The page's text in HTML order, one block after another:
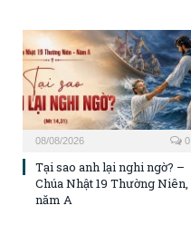
08/08/2026 0
Tại sao anh lại nghi ngờ? –
Chúa Nhật 19 Thường Niên,
năm A